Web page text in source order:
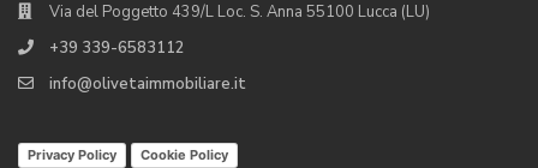
Via del Poggetto 439/L Loc. S. Anna 55100 Lucca (LU)
+39 339-6583112
info@olivetaimmobiliare.it
Privacy Policy Cookie Policy